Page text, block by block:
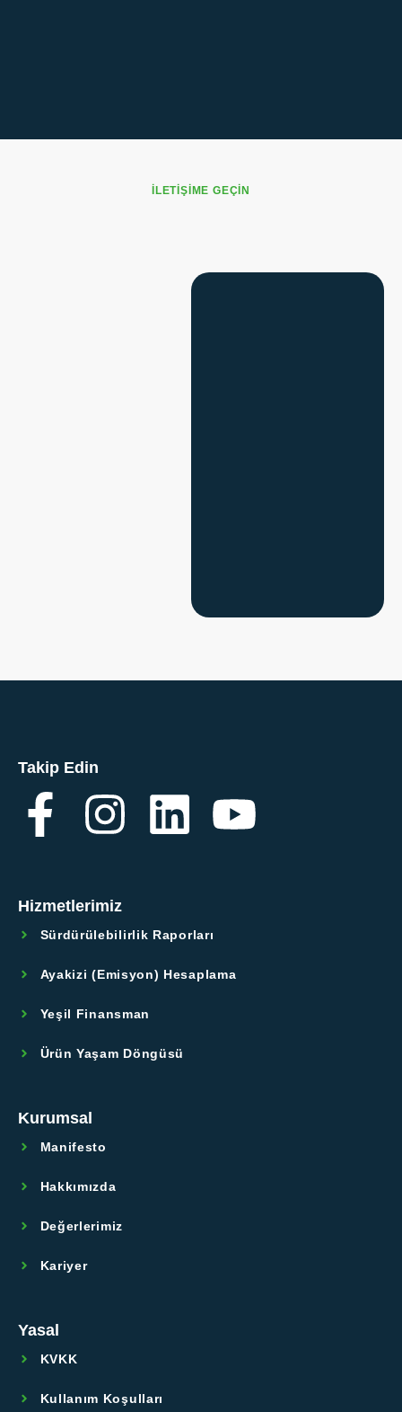
İLETİŞİME GEÇİN
Takip Edin
Hizmetlerimiz
Sürdürülebilirlik Raporları
Ayakizi (Emisyon) Hesaplama
Yeşil Finansman
Ürün Yaşam Döngüsü
Kurumsal
Manifesto
Hakkımızda
Değerlerimiz
Kariyer
Yasal
KVKK
Kullanım Koşulları